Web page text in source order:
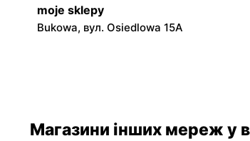
moje sklepy
Bukowa, вул. Osiedlowa 15A
Jadachy, вул. Jadachy 111
Магазини інших мереж у